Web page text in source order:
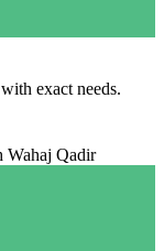
exact needs.
Wahaj Qadir